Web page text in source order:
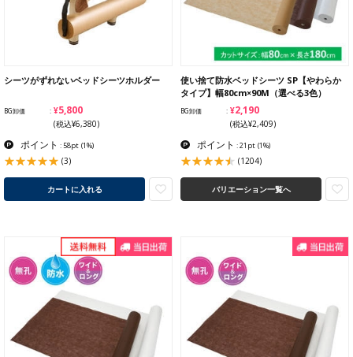
シーツがずれないベッドシーツホルダー
BG卸価 ¥5,800
(税込¥6,380)
ポイント : 58pt (1%)
(3)
カートに入れる
使い捨て防水ベッドシーツ SP【やわらか
タイプ】幅80cm×90M（選べる3色）
BG卸価 ¥2,190
(税込¥2,409)
ポイント : 21pt (1%)
(1204)
バリエーション一覧へ